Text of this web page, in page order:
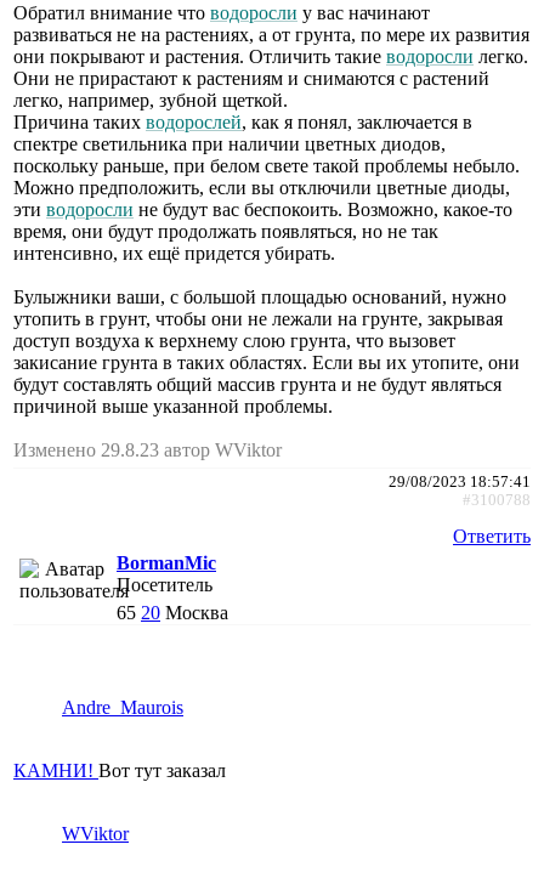
Обратил внимание что водоросли у вас начинают
развиваться не на растениях, а от грунта, по мере их развития
они покрывают и растения. Отличить такие водоросли легко.
Они не прирастают к растениям и снимаются с растений
легко, например, зубной щеткой.
Причина таких водорослей, как я понял, заключается в
спектре светильника при наличии цветных диодов,
поскольку раньше, при белом свете такой проблемы небыло.
Можно предположить, если вы отключили цветные диоды,
эти водоросли не будут вас беспокоить. Возможно, какое-то
время, они будут продолжать появляться, но не так
интенсивно, их ещё придется убирать.
Булыжники ваши, с большой площадью оснований, нужно
утопить в грунт, чтобы они не лежали на грунте, закрывая
доступ воздуха к верхнему слою грунта, что вызовет
закисание грунта в таких областях. Если вы их утопите, они
будут составлять общий массив грунта и не будут являться
причиной выше указанной проблемы.
Изменено 29.8.23 автор WViktor
29/08/2023 18:57:41
#3100788
Ответить
BormanMic
Посетитель
65 20 Москва
Andre_Maurois
КАМНИ! Вот тут заказал
WViktor